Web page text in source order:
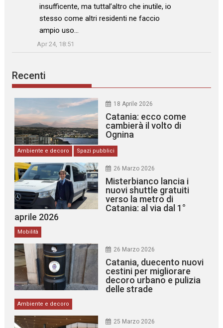
insufficente, ma tuttal’altro che inutile, io
stesso come altri residenti ne faccio
ampio uso…
”
Apr 24, 18:51
Recenti
18 Aprile 2026
Catania: ecco come
cambierà il volto di
Ognina
Ambiente e decoro Spazi pubblici
26 Marzo 2026
Misterbianco lancia i
nuovi shuttle gratuiti
verso la metro di
Catania: al via dal 1°
aprile 2026
Mobilità
26 Marzo 2026
Catania, duecento nuovi
cestini per migliorare
decoro urbano e pulizia
delle strade
Ambiente e decoro
25 Marzo 2026